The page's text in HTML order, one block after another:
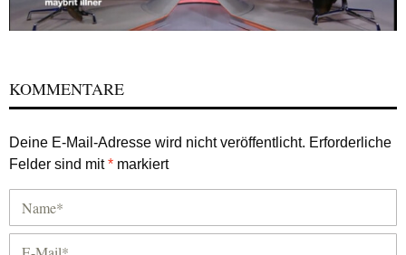
KOMMENTARE
Deine E-Mail-Adresse wird nicht veröffentlicht. Erforderliche
Felder sind mit* markiert